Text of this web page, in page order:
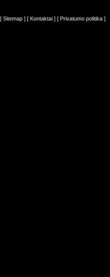
[ Sitemap ] [ Kontaktai ] [ Privatumo politika ]